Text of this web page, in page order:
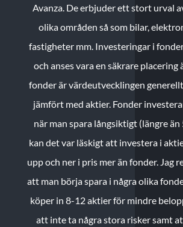
Avanza. De erbjuder ett stort urval
olika områden så som bilar,
fastigheter mm. Investeringar i
och anses vara en säkrare placering
fonder är värdeutvecklingen
jämfört med aktier. Fonder
när man spara långsiktigt (längre än
kan det var läskigt att investera i
upp och ner i pris mer än fonder. Jag
att man börja spara i några olika
köper in 8-12 aktier för mindre
att inte ta några stora risker samt